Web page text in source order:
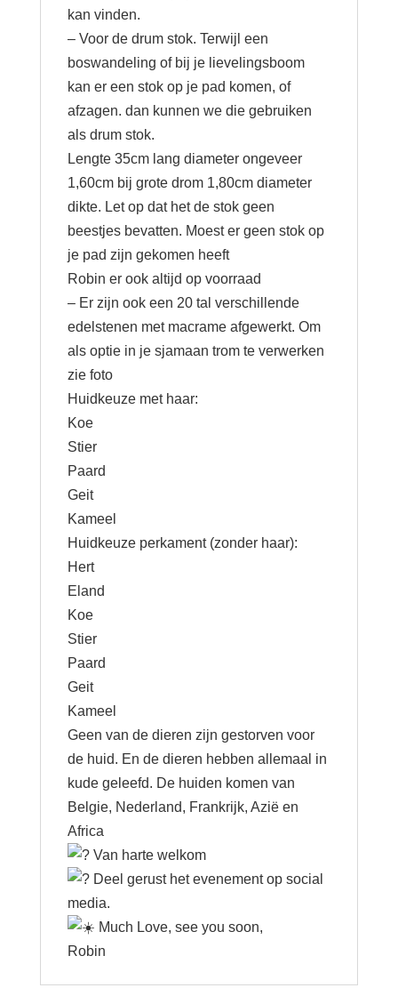
kan vinden.
– Voor de drum stok. Terwijl een
boswandeling of bij je lievelingsboom
kan er een stok op je pad komen, of
afzagen. dan kunnen we die gebruiken
als drum stok.
Lengte 35cm lang diameter ongeveer
1,60cm bij grote drom 1,80cm diameter
dikte. Let op dat het de stok geen
beestjes bevatten. Moest er geen stok op
je pad zijn gekomen heeft
Robin er ook altijd op voorraad
– Er zijn ook een 20 tal verschillende
edelstenen met macrame afgewerkt. Om
als optie in je sjamaan trom te verwerken
zie foto
Huidkeuze met haar:
Koe
Stier
Paard
Geit
Kameel
Huidkeuze perkament (zonder haar):
Hert
Eland
Koe
Stier
Paard
Geit
Kameel
Geen van de dieren zijn gestorven voor
de huid. En de dieren hebben allemaal in
kude geleefd. De huiden komen van
Belgie, Nederland, Frankrijk, Azië en
Africa
Van harte welkom
Deel gerust het evenement op social
media.
Much Love, see you soon,
Robin